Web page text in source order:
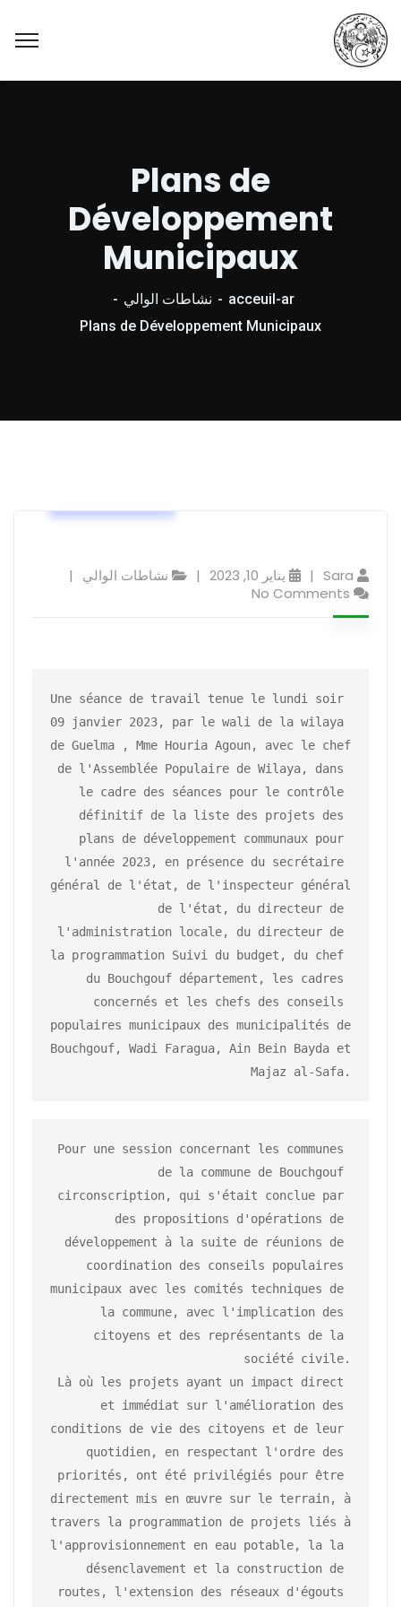
Plans de
Développement
Municipaux
acceuil-ar
نشاطات الوالي
Plans de Développement Municipaux
Sara يناير 10, 2023
نشاطات الوالي
No Comments
Une séance de travail tenue le lundi soir
09 janvier 2023, par le wali de la wilaya
de Guelma , Mme Houria Agoun, avec le chef
de l'Assemblée Populaire de Wilaya, dans
le cadre des séances pour le contrôle
définitif de la liste des projets des
plans de développement communaux pour
l'année 2023, en présence du secrétaire
général de l'état, de l'inspecteur général
de l'état, du directeur de
l'administration locale, du directeur de
la programmation Suivi du budget, du chef
du Bouchgouf département, les cadres
concernés et les chefs des conseils
populaires municipaux des municipalités de
Bouchgouf, Wadi Faragua, Ain Bein Bayda et
Pour une session concernant les communes
de la commune de Bouchgouf
circonscription, qui s'était conclue par
des propositions d'opérations de
développement à la suite de réunions de
coordination des conseils populaires
municipaux avec les comités techniques de
la commune, avec l'implication des
citoyens et des représentants de la
société civile.
Là où les projets ayant un impact direct
et immédiat sur l'amélioration des
conditions de vie des citoyens et de leur
quotidien, en respectant l'ordre des
priorités, ont été privilégiés pour être
directement mis en œuvre sur le terrain, à
travers la programmation de projets liés à
l'approvisionnement en eau potable, la la
désenclavement et la construction de
routes, l'extension des réseaux d'égouts